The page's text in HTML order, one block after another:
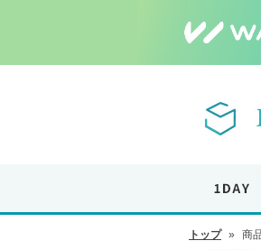
トップ » 商